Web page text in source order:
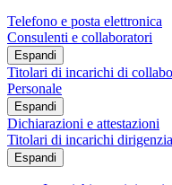
Telefono e posta elettronica
Consulenti e collaboratori
Espandi
Titolari di incarichi di
Personale
Espandi
Dichiarazioni e attestazioni
Titolari di incarichi
Espandi